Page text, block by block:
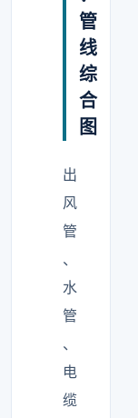
管
线
综
合
图
出
风
管
、
水
管
、
电
缆